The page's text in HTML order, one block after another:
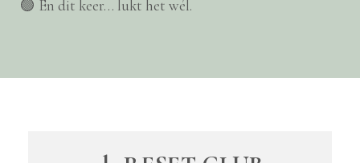
🟢 En dit keer… lukt het wél.